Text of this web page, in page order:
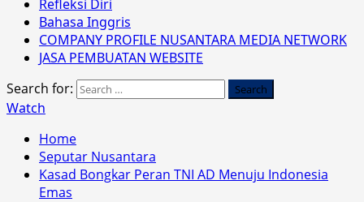
Refleksi Diri
Bahasa Inggris
COMPANY PROFILE NUSANTARA MEDIA NETWORK
JASA PEMBUATAN WEBSITE
Search for:
Watch
Home
Seputar Nusantara
Kasad Bongkar Peran TNI AD Menuju Indonesia
Emas